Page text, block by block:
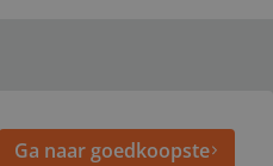
Ga naar goedkoopste